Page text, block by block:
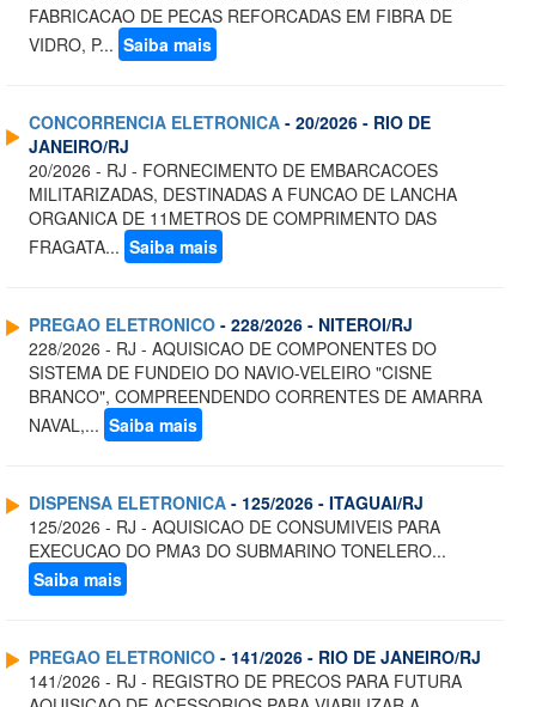
FABRICACAO DE PECAS REFORCADAS EM FIBRA DE
VIDRO, P... Saiba mais
CONCORRENCIA ELETRONICA - 20/2026 - RIO DE
JANEIRO/RJ
20/2026 - RJ - FORNECIMENTO DE EMBARCACOES
MILITARIZADAS, DESTINADAS A FUNCAO DE LANCHA
ORGANICA DE 11METROS DE COMPRIMENTO DAS
FRAGATA... Saiba mais
PREGAO ELETRONICO - 228/2026 - NITEROI/RJ
228/2026 - RJ - AQUISICAO DE COMPONENTES DO
SISTEMA DE FUNDEIO DO NAVIO-VELEIRO "CISNE
BRANCO", COMPREENDENDO CORRENTES DE AMARRA
NAVAL,... Saiba mais
DISPENSA ELETRONICA - 125/2026 - ITAGUAI/RJ
125/2026 - RJ - AQUISICAO DE CONSUMIVEIS PARA
EXECUCAO DO PMA3 DO SUBMARINO TONELERO...
Saiba mais
PREGAO ELETRONICO - 141/2026 - RIO DE JANEIRO/RJ
141/2026 - RJ - REGISTRO DE PRECOS PARA FUTURA